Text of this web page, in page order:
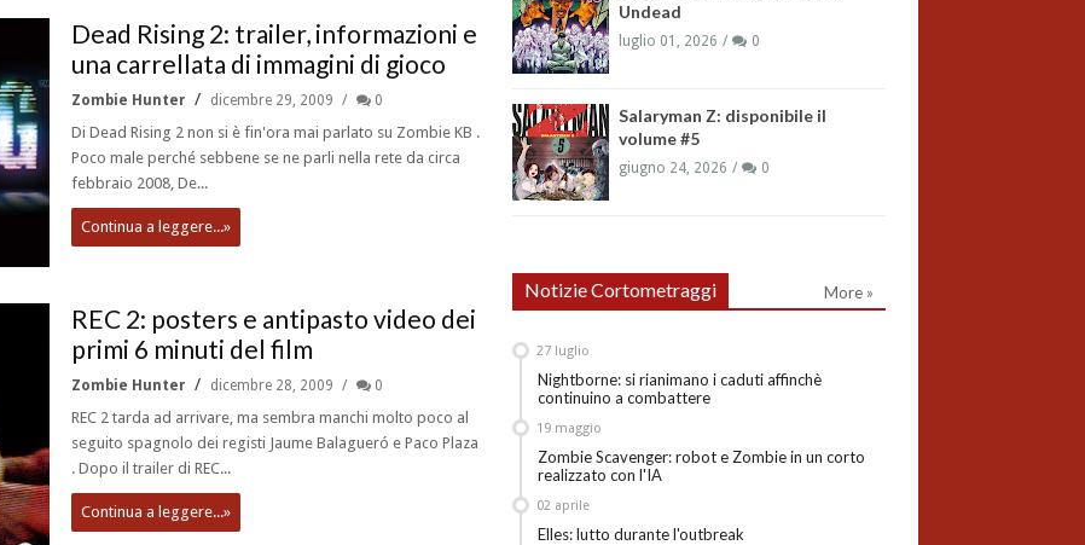
Dead Rising 2: trailer, informazioni e
una carrellata di immagini di gioco
Zombie Hunter dicembre 29, 2009 0
Di Dead Rising 2 non si è fin'ora mai parlato su Zombie KB .
Poco male perché sebbene se ne parli nella rete da circa
febbraio 2008, De...
Continua a leggere...»
REC 2: posters e antipasto video dei
primi 6 minuti del film
Zombie Hunter dicembre 28, 2009 0
REC 2 tarda ad arrivare, ma sembra manchi molto poco al
seguito spagnolo dei registi Jaume Balagueró e Paco Plaza
. Dopo il trailer di REC...
Continua a leggere...»
Undead
luglio 01, 2026 0
Salaryman Z: disponibile il
volume #5
giugno 24, 2026 0
Notizie Cortometraggi More »
Nightborne: si rianimano i caduti affinchè
continuino a combattere
27 luglio
Zombie Scavenger: robot e Zombie in un corto
realizzato con l'IA
19 maggio
Elles: lutto durante l'outbreak
02 aprile